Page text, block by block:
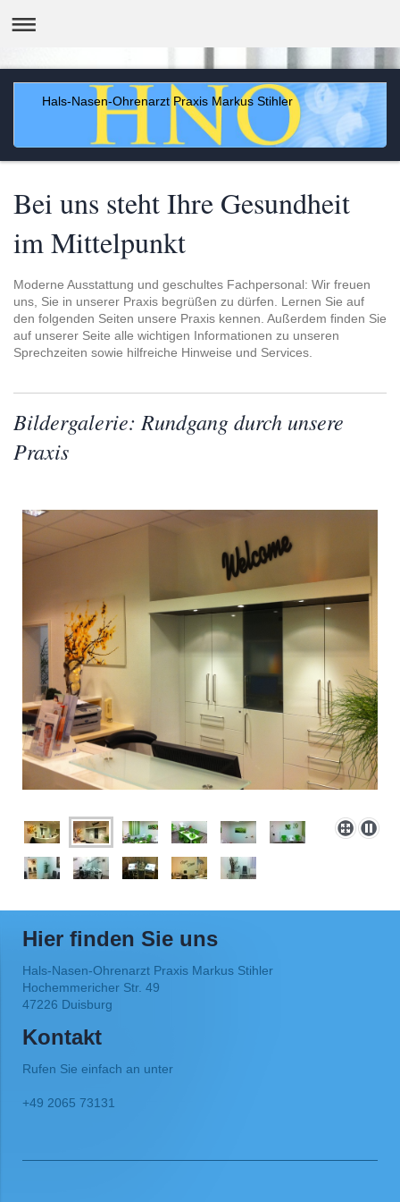
Hals-Nasen-Ohrenarzt Praxis Markus Stihler
Bei uns steht Ihre Gesundheit
im Mittelpunkt
Moderne Ausstattung und geschultes Fachpersonal: Wir freuen
uns, Sie in unserer Praxis begrüßen zu dürfen. Lernen Sie auf
den folgenden Seiten unsere Praxis kennen. Außerdem finden Sie
auf unserer Seite alle wichtigen Informationen zu unseren
Sprechzeiten sowie hilfreiche Hinweise und Services.
Bildergalerie: Rundgang durch unsere
Praxis
Hier finden Sie uns
Hals-Nasen-Ohrenarzt Praxis Markus Stihler
Hochemmericher Str. 49
47226 Duisburg
Kontakt
Rufen Sie einfach an unter
+49 2065 73131